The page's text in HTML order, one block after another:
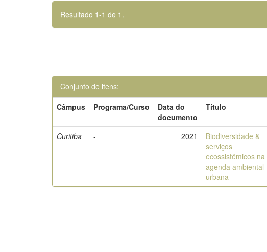
Resultado 1-1 de 1.
Conjunto de itens:
Câmpus
Programa/Curso
Data do
documento
Título
Curitiba - 2021
Biodiversidade &
serviços
ecossistêmicos na
agenda ambiental
urbana